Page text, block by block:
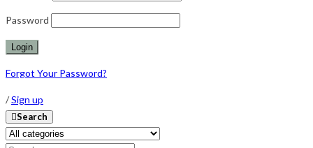
Password
Forgot Your Password?
/Sign up
Search